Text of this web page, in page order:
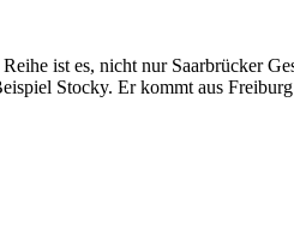
ist es, nicht nur Saarbrücker
Stocky. Er kommt aus